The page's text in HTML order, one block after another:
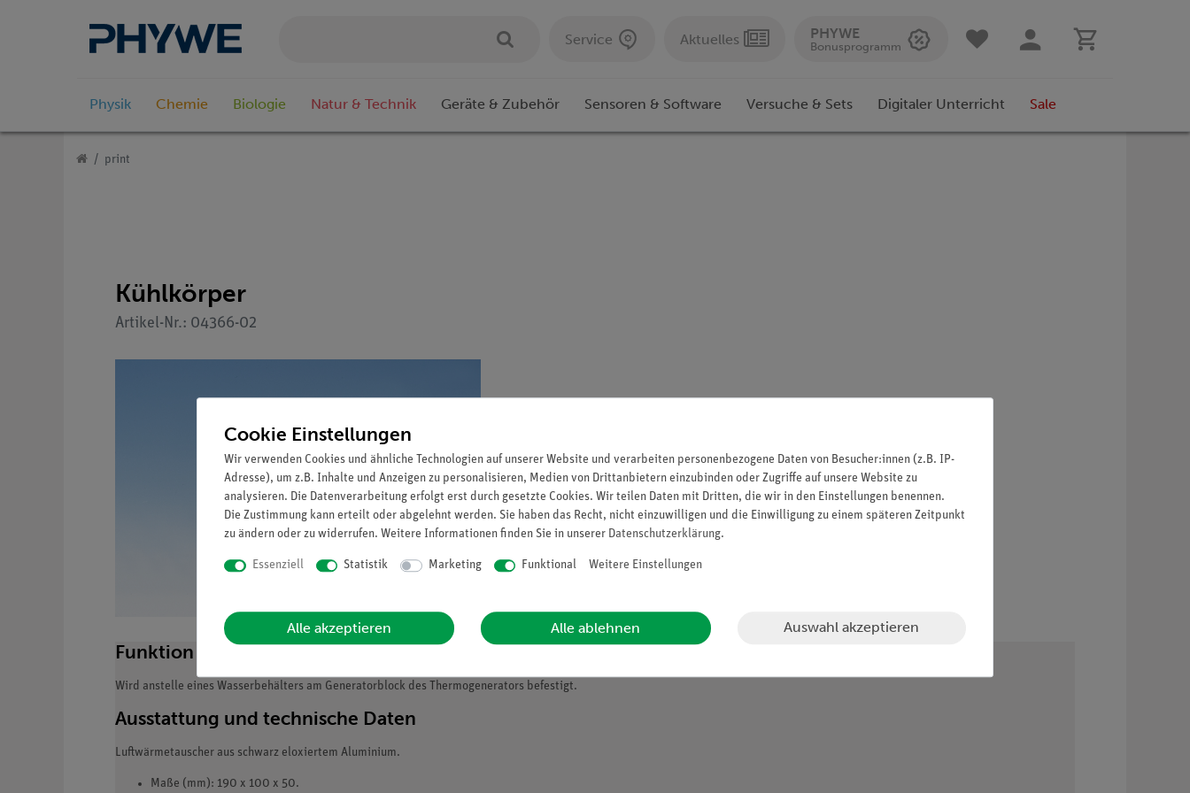
Service Aktuelles PHYWE
Bonusprogramm
Physik Chemie Biologie Natur & Technik Geräte & Zubehör Sensoren & Software Versuche & Sets Digitaler Unterricht Sale
print
Kühlkörper
Artikel-Nr.: 04366-02
Funktion und Verwendung
Wird anstelle eines Wasserbehälters am Generatorblock des Thermogenerators befestigt.
Ausstattung und technische Daten
Luftwärmetauscher aus schwarz eloxiertem Aluminium.
Maße (mm): 190 x 100 x 50.
Cookie Einstellungen
Wir verwenden Cookies und ähnliche Technologien auf unserer Website und verarbeiten personenbezogene Daten von Besucher:innen (z.B. IP-
Adresse), um z.B. Inhalte und Anzeigen zu personalisieren, Medien von Drittanbietern einzubinden oder Zugriffe auf unsere Website zu
analysieren. Die Datenverarbeitung erfolgt erst durch gesetzte Cookies. Wir teilen Daten mit Dritten, die wir in den Einstellungen benennen.
Die Zustimmung kann erteilt oder abgelehnt werden. Sie haben das Recht, nicht einzuwilligen und die Einwilligung zu einem späteren Zeitpunkt
zu ändern oder zu widerrufen. Weitere Informationen finden Sie in unserer Daten­schutz­erklärung.
Essenziell Statistik Marketing Funktional Weitere Einstellungen
Alle akzeptieren Alle ablehnen Auswahl akzeptieren